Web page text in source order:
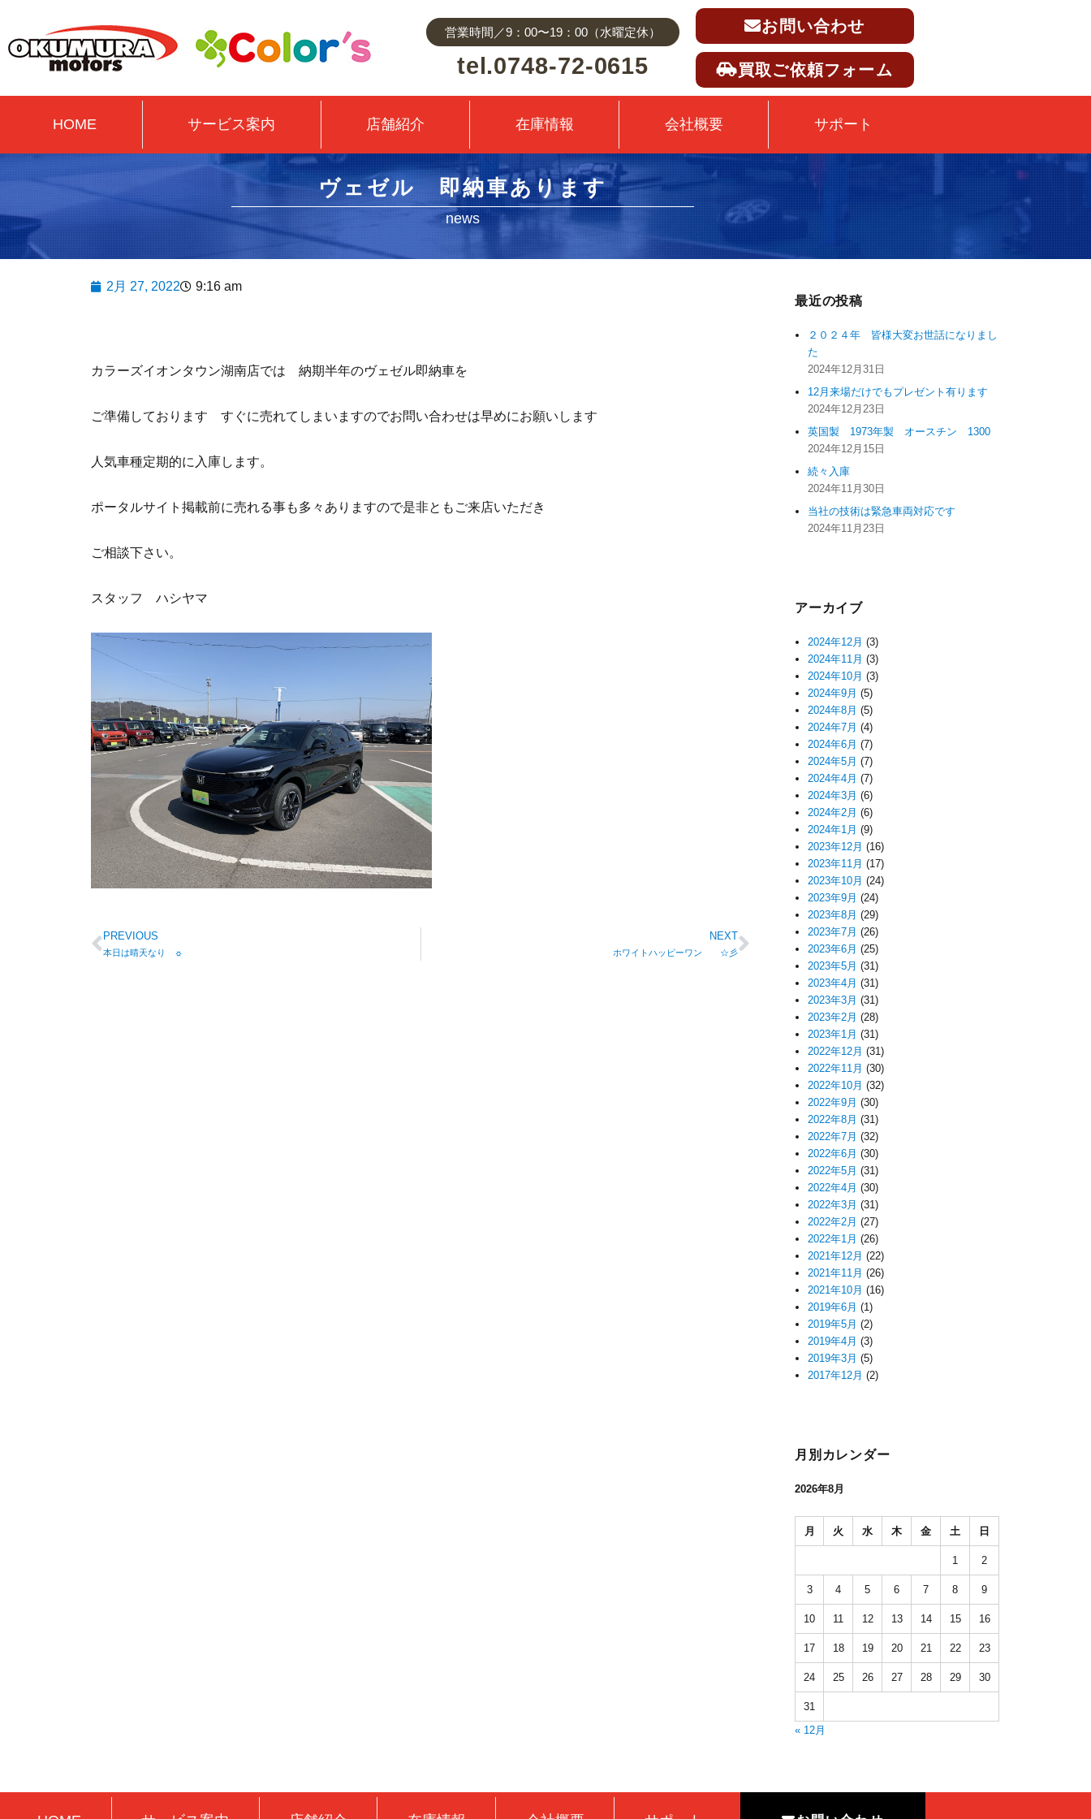
営業時間／9：00〜19：00（水曜定休）
tel.0748-72-0615
お問い合わせ
買取ご依頼フォーム
HOME サービス案内 店舗紹介 在庫情報 会社概要 サポート
ヴェゼル 即納車あります
news
2月 27, 2022 9:16 am
カラーズイオンタウン湖南店では 納期半年のヴェゼル即納車を
ご準備しております すぐに売れてしまいますのでお問い合わせは早めにお願いします
人気車種定期的に入庫します。
ポータルサイト掲載前に売れる事も多々ありますので是非ともご来店いただき
ご相談下さい。
スタッフ ハシヤマ
PREVIOUS
本日は晴天なり ☼
NEXT
ホワイトハッピーワン ☆彡
最近の投稿
２０２４年 皆様大変お世話になりまし
た
2024年12月31日
12月来場だけでもプレゼント有ります
2024年12月23日
英国製 1973年製 オースチン 1300
2024年12月15日
続々入庫
2024年11月30日
当社の技術は緊急車両対応です
2024年11月23日
アーカイブ
2024年12月 (3)
2024年11月 (3)
2024年10月 (3)
2024年9月 (5)
2024年8月 (5)
2024年7月 (4)
2024年6月 (7)
2024年5月 (7)
2024年4月 (7)
2024年3月 (6)
2024年2月 (6)
2024年1月 (9)
2023年12月 (16)
2023年11月 (17)
2023年10月 (24)
2023年9月 (24)
2023年8月 (29)
2023年7月 (26)
2023年6月 (25)
2023年5月 (31)
2023年4月 (31)
2023年3月 (31)
2023年2月 (28)
2023年1月 (31)
2022年12月 (31)
2022年11月 (30)
2022年10月 (32)
2022年9月 (30)
2022年8月 (31)
2022年7月 (32)
2022年6月 (30)
2022年5月 (31)
2022年4月 (30)
2022年3月 (31)
2022年2月 (27)
2022年1月 (26)
2021年12月 (22)
2021年11月 (26)
2021年10月 (16)
2019年6月 (1)
2019年5月 (2)
2019年4月 (3)
2019年3月 (5)
2017年12月 (2)
月別カレンダー
2026年8月
月 火 水 木 金 土 日
1 2
3 4 5 6 7 8 9
10 11 12 13 14 15 16
17 18 19 20 21 22 23
24 25 26 27 28 29 30
31
« 12月